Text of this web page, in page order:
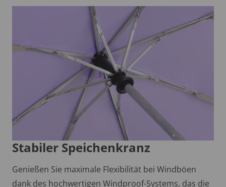
Stabiler Speichenkranz
Genießen Sie maximale Flexibilität bei Windböen
dank des hochwertigen Windproof-Systems, das die